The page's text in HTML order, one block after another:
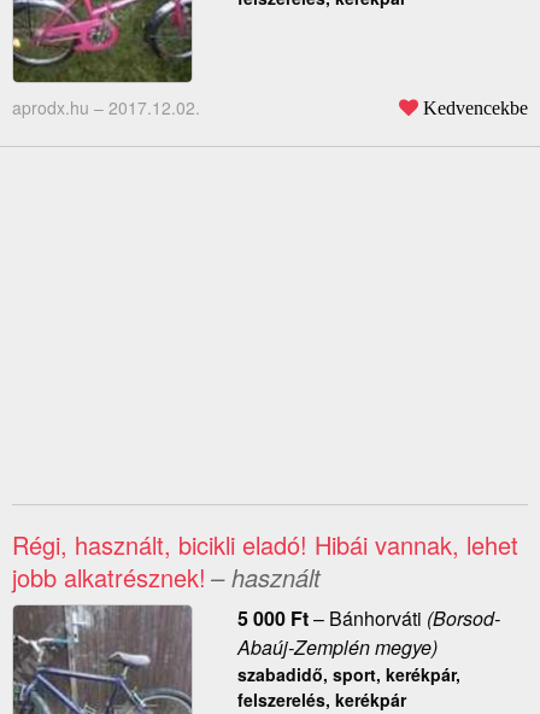
aprodx.hu – 2017.12.02. Kedvencekbe
Régi, használt, bicikli eladó! Hibái vannak, lehet
jobb alkatrésznek! – használt
5 000 Ft– Bánhorváti (Borsod-
Abaúj-Zemplén megye)
szabadidő, sport, kerékpár,
felszerelés, kerékpár